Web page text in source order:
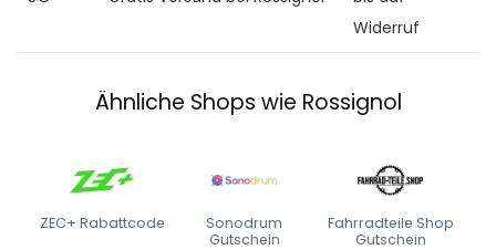
Widerruf
Ähnliche Shops wie Rossignol
ZEC+ Rabattcode
Sonodrum
Gutschein
Fahrradteile Shop
Gutschein